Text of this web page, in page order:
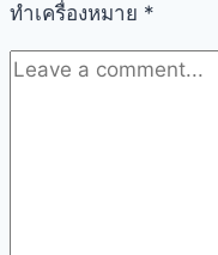
ทำเครื่องหมาย *